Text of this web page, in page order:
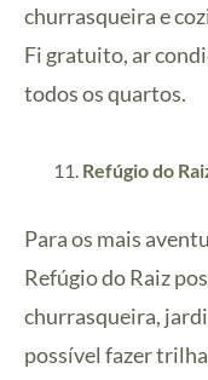
churrasqueira e
Fi gratuito, ar
todos os quartos.
Refúgio do
Para os mais
Refúgio do Raiz
churrasqueira,
possível fazer